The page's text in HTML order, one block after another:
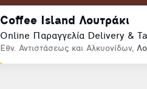
Coffee Island Λουτράκι
Online Παραγγελία Delivery &
Εθν. Αντιστάσεως και Αλκυονίδων,